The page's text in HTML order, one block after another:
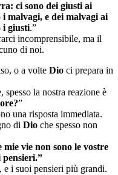
ci sono dei giusti ai
malvagi, e dei malvagi ai
i giusti.”
incomprensibile, ma il
di noi.
o a volte Dio ci prepara in
la nostra reazione è
”
una risposta immediata.
di Dio che spesso non
mie vie non sono le vostre
pensieri.”
i suoi pensieri più grandi.